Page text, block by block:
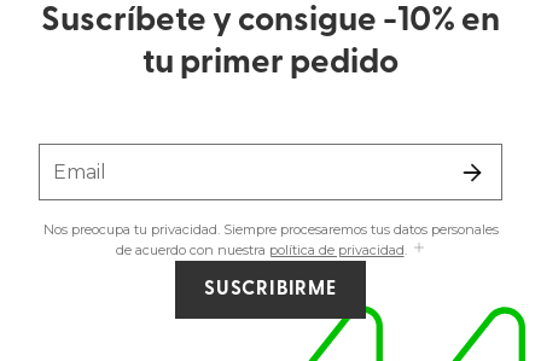
Suscríbete y consigue -10% en
tu primer pedido
Email
Nos preocupa tu privacidad. Siempre procesaremos tus datos personales
de acuerdo con nuestra política de privacidad.
SUSCRIBIRME